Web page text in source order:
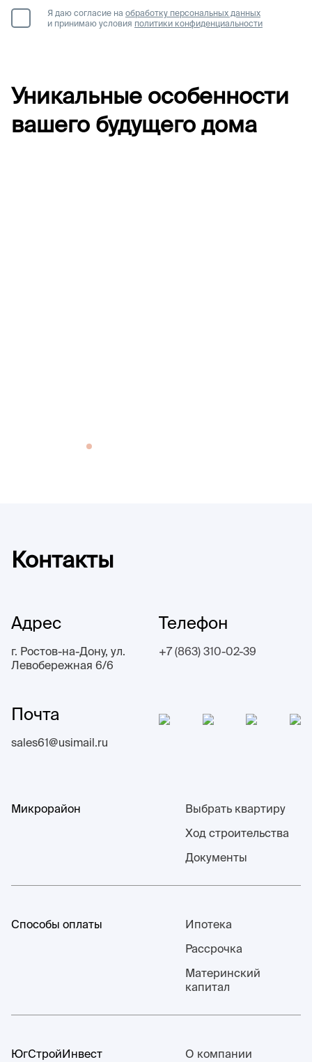
Я даю согласие на обработку персональных данных
и принимаю условия политики конфиденциальности
Уникальные особенности
вашего будущего дома
Контакты
Адрес
г. Ростов-на-Дону, ул.
Левобережная 6/6
Телефон
+7 (863) 310-02-39
Почта
sales61@usimail.ru
Микрорайон
Выбрать квартиру
Ход строительства
Документы
Способы оплаты
Ипотека
Рассрочка
Материнский
капитал
ЮгСтройИнвест О компании